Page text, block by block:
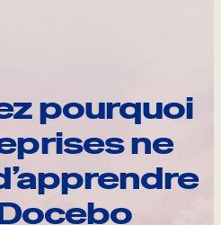
pourquoi
ne